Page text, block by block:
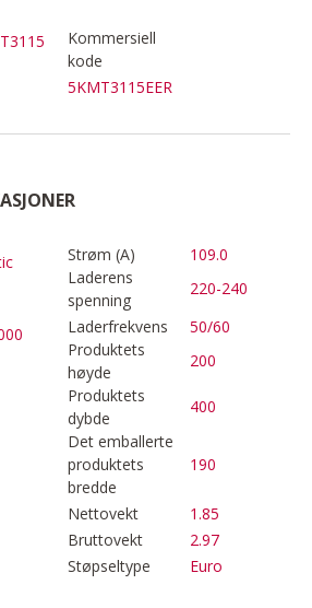
Kommersiell
kode
5KMT3115EER
Strøm (A)
109.0
Laderens
spenning
220-240
Laderfrekvens
50/60
Produktets
høyde
200
Produktets
dybde
400
Det emballerte
produktets
bredde
190
Nettovekt
1.85
Bruttovekt
2.97
Støpseltype
Euro